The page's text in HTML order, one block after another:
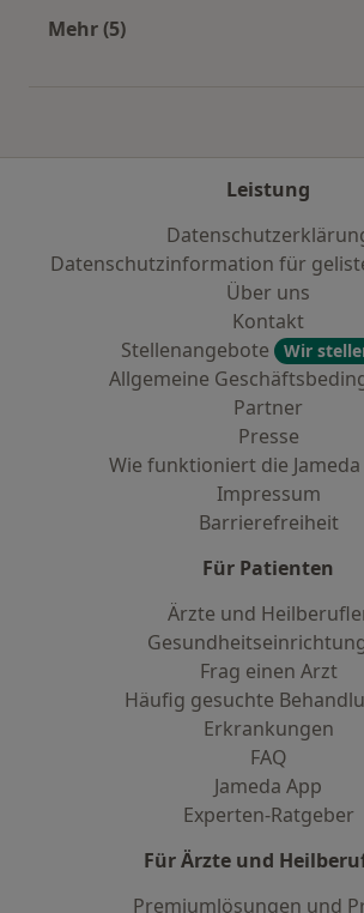
Mehr (5)
Leistung
Datenschutzinformation für
Über uns
Kontakt
Stellenangebote
Wir
Allgemeine
Partner
Presse
Wie funktioniert die Jameda
Impressum
Barrierefreiheit
Für Patienten
Ärzte und
Frag einen Arzt
Häufig gesuchte
Erkrankungen
FAQ
Jameda App
Experten-Ratgeber
Für Ärzte und
Premiumlösungen und